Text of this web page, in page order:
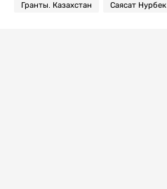
Гранты. Казахстан Саясат Нурбек